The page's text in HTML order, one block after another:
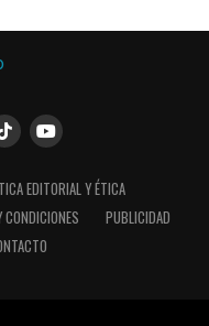
EDITORIAL Y ÉTICA
CONDICIONES
PUBLICIDAD